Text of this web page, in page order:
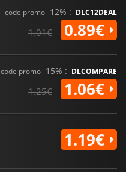
code promo-12% : DLC12DEAL
1.01€ 0.89€
code promo-15% : DLCOMPARE
1.25€ 1.06€
1.19€